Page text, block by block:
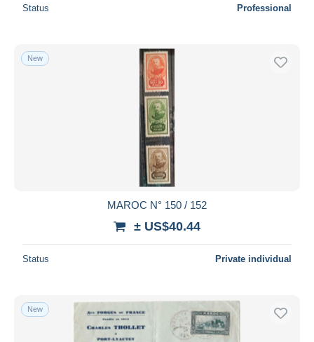
Status Professional
New
MAROC N° 150 / 152
± US$40.44
Status Private individual
New